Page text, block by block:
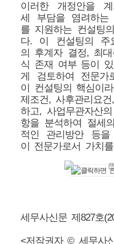
이러한 개정안을
세 부담을 염려하는
를 지원하는 컨설팅
다. 이 컨설팅의 주
의 후계자 결정, 최
식 존재 여부 등이
게 검토하여 전문가
이 컨설팅의 핵심이
제조건, 사후관리요
하고, 사업무관자산
항을 분석하여 절세
적인 관리방안 등
이 전문가로서 가치
세무사신문 제827호
<저작권자 © 세무사